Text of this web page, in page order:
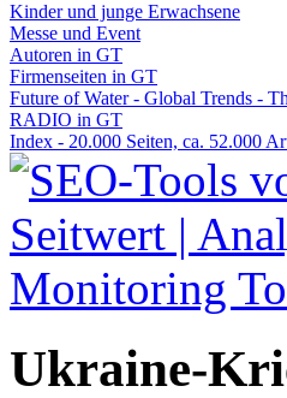
Kinder und junge Erwachsene
Messe und Event
Autoren in GT
Firmenseiten in GT
Future of Water - Global Trends -
RADIO in GT
Index - 20.000 Seiten, ca. 52.000
Ukraine-